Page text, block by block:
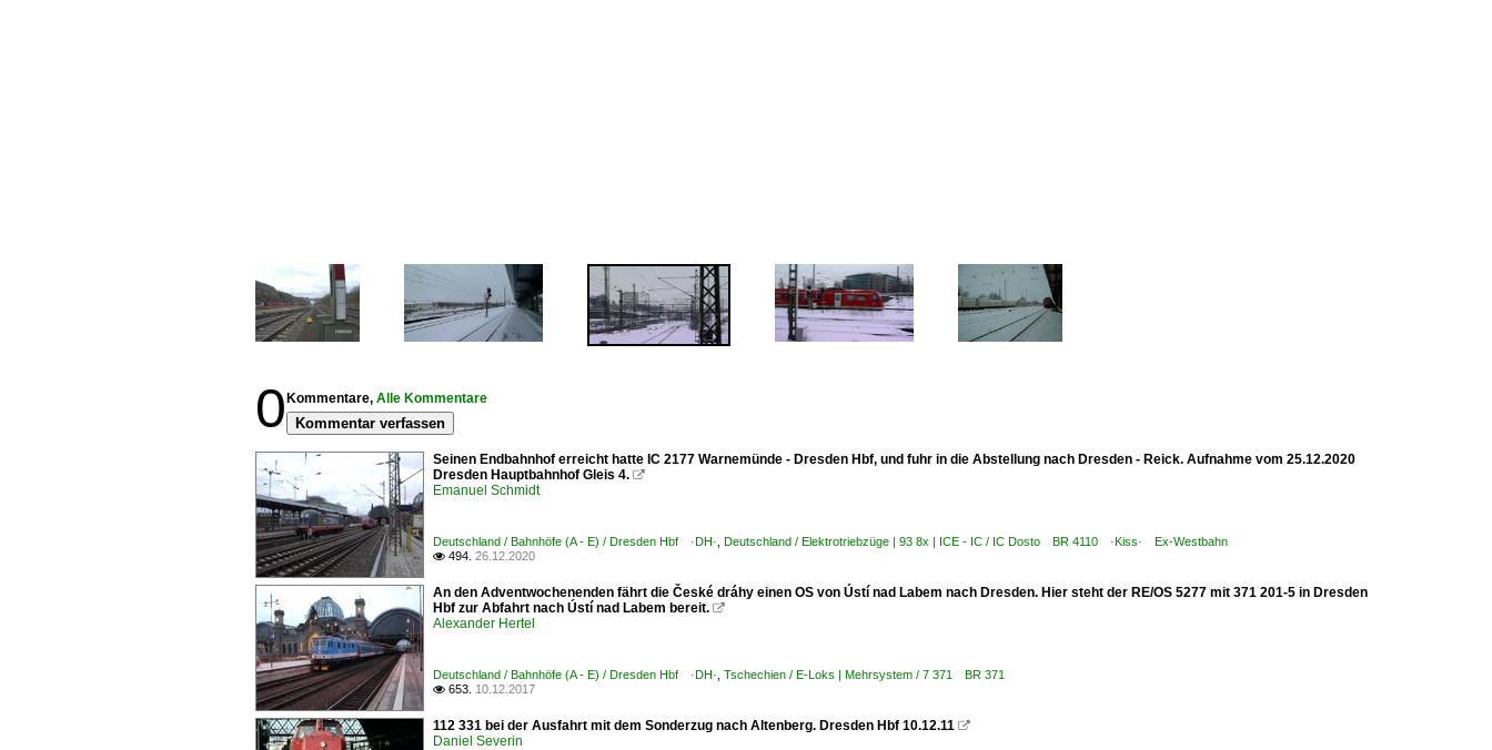
0 Kommentare, Alle Kommentare
Kommentar verfassen
Seinen Endbahnhof erreicht hatte IC 2177 Warnemünde - Dresden Hbf, und fuhr in die Abstellung nach Dresden - Reick. Aufnahme vom 25.12.2020
Dresden Hauptbahnhof Gleis 4. 
Emanuel Schmidt
Deutschland / Bahnhöfe (A - E) / Dresden Hbf ·DH· Deutschland / Elektrotriebzüge | 93 8x | ICE - IC / IC Dosto BR 4110 ·Kiss· Ex-Westbahn
 494. 26.12.2020
An den Adventwochenenden fährt die České dráhy einen OS von Ústí nad Labem nach Dresden. Hier steht der RE/OS 5277 mit 371 201-5 in Dresden
Hbf zur Abfahrt nach Ústí nad Labem bereit. 
Alexander Hertel
Deutschland / Bahnhöfe (A - E) / Dresden Hbf ·DH· Tschechien / E-Loks | Mehrsystem / 7 371 BR 371
 653. 10.12.2017
112 331 bei der Ausfahrt mit dem Sonderzug nach Altenberg. Dresden Hbf 10.12.11 
Daniel Severin